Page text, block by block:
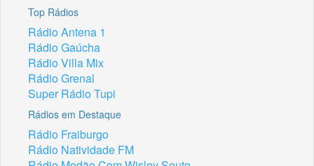
Top Rádios
Rádio Antena 1
Rádio Gaúcha
Rádio Villa Mix
Rádio Grenal
Super Rádio Tupi
Rádios em Destaque
Rádio Fraiburgo
Rádio Natividade FM